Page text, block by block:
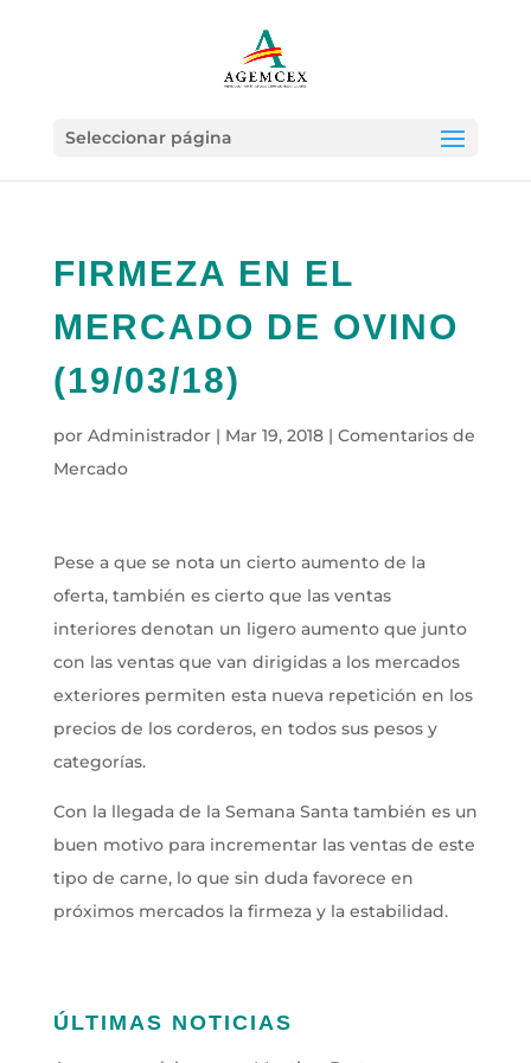
Seleccionar página
FIRMEZA EN EL
MERCADO DE OVINO
(19/03/18)
por Administrador| Mar 19, 2018| Comentarios de
Mercado
Pese a que se nota un cierto aumento de la
oferta, también es cierto que las ventas
interiores denotan un ligero aumento que junto
con las ventas que van dirigidas a los mercados
exteriores permiten esta nueva repetición en los
precios de los corderos, en todos sus pesos y
categorías.
Con la llegada de la Semana Santa también es un
buen motivo para incrementar las ventas de este
tipo de carne, lo que sin duda favorece en
próximos mercados la firmeza y la estabilidad.
ÚLTIMAS NOTICIAS